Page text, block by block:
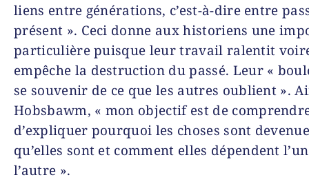
liens entre générations, c’est-à-dire entre
présent ». Ceci donne aux historiens une
particulière puisque leur travail ralentit
empêche la destruction du passé. Leur «
se souvenir de ce que les autres oublient ».
Hobsbawm, « mon objectif est de
d’expliquer pourquoi les choses sont
qu’elles sont et comment elles dépendent
l’autre ».